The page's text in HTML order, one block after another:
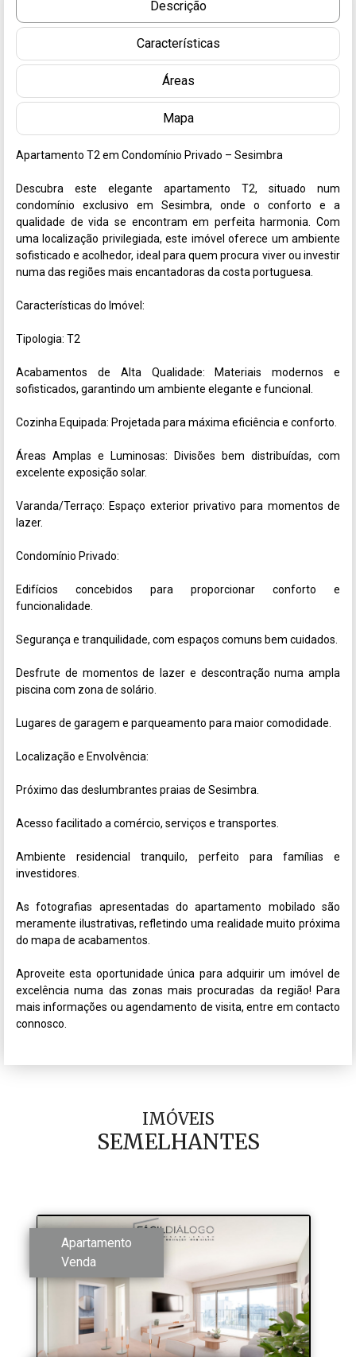
Descrição
Características
Áreas
Mapa
Apartamento T2 em Condomínio Privado – Sesimbra
Descubra este elegante apartamento T2, situado num
condomínio exclusivo em Sesimbra, onde o conforto e a
qualidade de vida se encontram em perfeita harmonia. Com
uma localização privilegiada, este imóvel oferece um ambiente
sofisticado e acolhedor, ideal para quem procura viver ou investir
numa das regiões mais encantadoras da costa portuguesa.
Características do Imóvel:
Tipologia: T2
Acabamentos de Alta Qualidade: Materiais modernos e
sofisticados, garantindo um ambiente elegante e funcional.
Cozinha Equipada: Projetada para máxima eficiência e conforto.
Áreas Amplas e Luminosas: Divisões bem distribuídas, com
excelente exposição solar.
Varanda/Terraço: Espaço exterior privativo para momentos de
lazer.
Condomínio Privado:
Edifícios concebidos para proporcionar conforto e
funcionalidade.
Segurança e tranquilidade, com espaços comuns bem cuidados.
Desfrute de momentos de lazer e descontração numa ampla
piscina com zona de solário.
Lugares de garagem e parqueamento para maior comodidade.
Localização e Envolvência:
Próximo das deslumbrantes praias de Sesimbra.
Acesso facilitado a comércio, serviços e transportes.
Ambiente residencial tranquilo, perfeito para famílias e
investidores.
As fotografias apresentadas do apartamento mobilado são
meramente ilustrativas, refletindo uma realidade muito próxima
do mapa de acabamentos.
Aproveite esta oportunidade única para adquirir um imóvel de
excelência numa das zonas mais procuradas da região! Para
mais informações ou agendamento de visita, entre em contacto
connosco.
IMÓVEIS
SEMELHANTES
Apartamento
Venda